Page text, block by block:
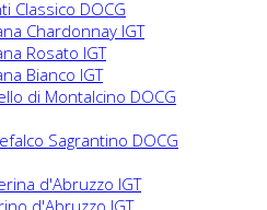
Classico DOCG
Chardonnay IGT
Rosato IGT
Bianco IGT
di Montalcino DOCG
Sagrantino DOCG
d'Abruzzo IGT